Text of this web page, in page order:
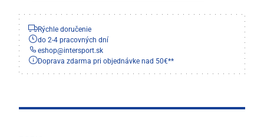
Rýchle doručenie
do 2-4 pracovných dní
eshop@intersport.sk
Doprava zdarma pri objednávke nad 50€**